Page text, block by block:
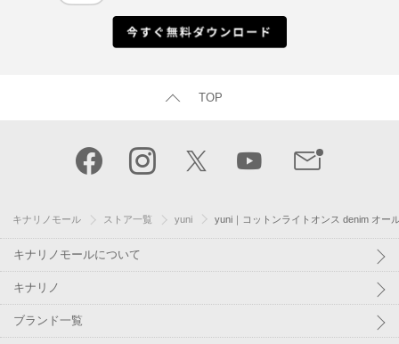
TOP
キナリノモール ストア一覧 yuni yuni｜コットンライトオンス denim オ
キナリノモールについて
キナリノ
ブランド一覧